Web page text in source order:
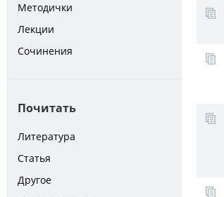
Методички
Лекции
Сочинения
Почитать
Литература
Статья
Другое